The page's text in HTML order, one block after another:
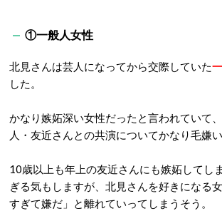
①一般人女性
北見さんは芸人になってから交際していた
した。
かなり嫉妬深い女性だったと言われていて
人・友近さんとの共演についてかなり毛嫌
10歳以上も年上の友近さんにも嫉妬してし
ぎる気もしますが、北見さんを好きになる
すぎて嫌だ」と離れていってしまうそう。